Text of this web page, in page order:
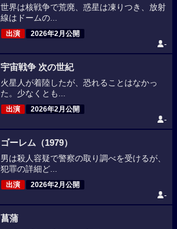
世界は核戦争で荒廃、惑星は凍りつき、放射
線はドームの...
出演 2026年2月公開
-
宇宙戦争 次の世紀
火星人が着陸したが、恐れることはなかっ
た。少なくとも...
出演 2026年2月公開
-
ゴーレム（1979）
男は殺人容疑で警察の取り調べを受けるが、
犯罪の詳細ど...
出演 2026年2月公開
-
菖蒲